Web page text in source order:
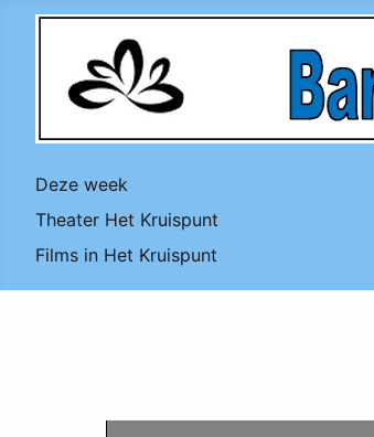
Deze week
Theater Het Kruispunt
Films in Het Kruispunt